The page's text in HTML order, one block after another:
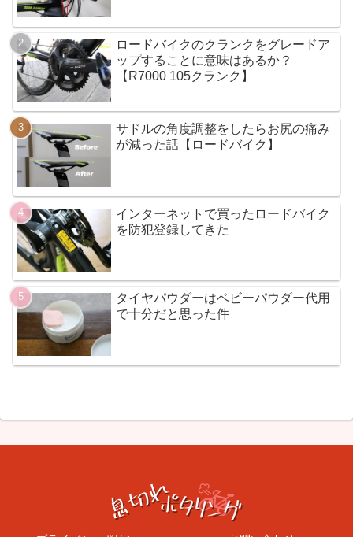
ロードバイクのクランクをグレードア
ップすることに意味はあるか？
【R7000 105クランク】
サドルの角度調整をしたらお尻の痛み
が減った話【ロードバイク】
インターネットで買ったロードバイク
を防犯登録してきた
タイヤパウダーはベビーパウダー代用
で十分だと思った件